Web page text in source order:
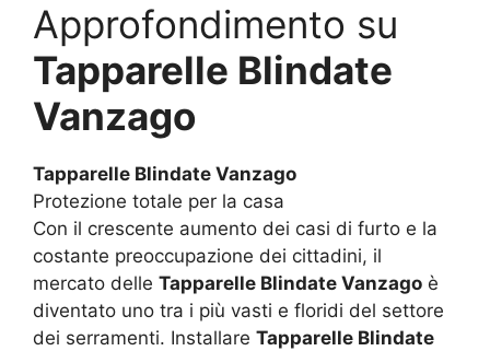
Approfondimento su
Tapparelle Blindate
Vanzago
Tapparelle Blindate Vanzago
Protezione totale per la casa
Con il crescente aumento dei casi di furto e la
costante preoccupazione dei cittadini, il
mercato delle Tapparelle Blindate Vanzago è
diventato uno tra i più vasti e floridi del settore
dei serramenti. Installare Tapparelle Blindate